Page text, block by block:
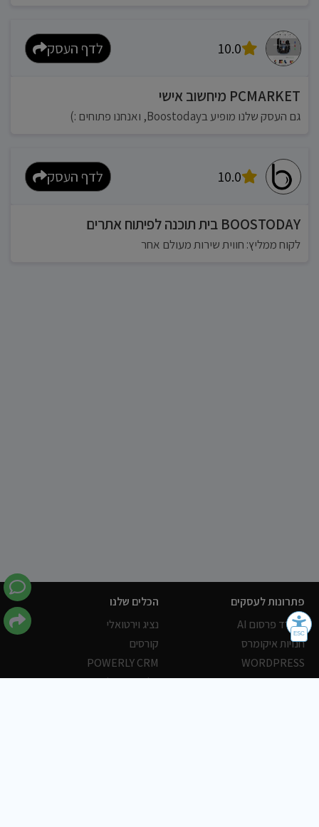
10.0 לדף העסק
PCMARKET מיחשוב אישי
גם העסק שלנו מופיע בBoostoday, ואנחנו פתוחים :)
10.0 לדף העסק
BOOSTODAY בית תוכנה לפיתוח אתרים
לקוח ממליץ: חווית שירות מעולם אחר
פתרונות לעסקים
משרד פרסום AI
חנויות איקומרס
WORDPRESS
אחסון ושרתים
הכלים שלנו
נציג וירטואלי
קורסים
POWERLY CRM
הלקוחות שלנו